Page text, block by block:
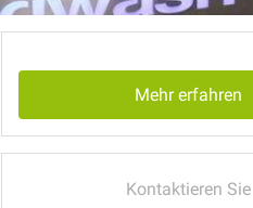
Mehr erfahren
Kontaktieren Sie